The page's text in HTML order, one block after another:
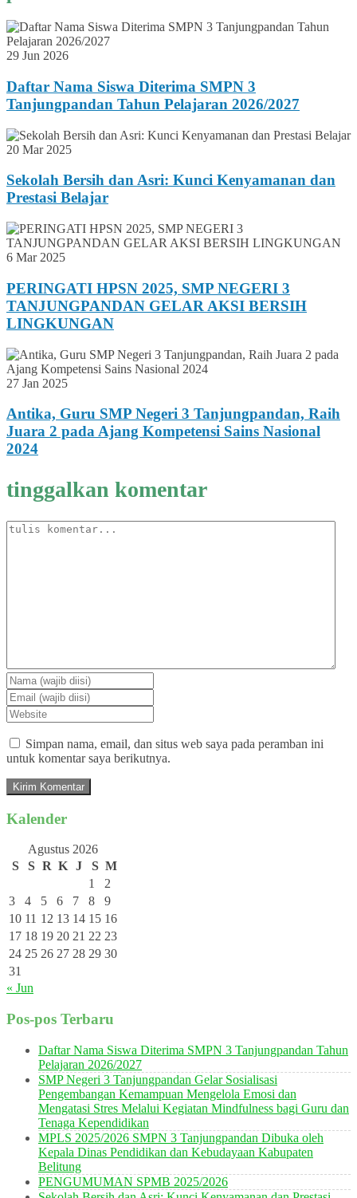
29 Jun 2026
Daftar Nama Siswa Diterima SMPN 3
Tanjungpandan Tahun Pelajaran 2026/2027
20 Mar 2025
Sekolah Bersih dan Asri: Kunci Kenyamanan dan
Prestasi Belajar
6 Mar 2025
PERINGATI HPSN 2025, SMP NEGERI 3
TANJUNGPANDAN GELAR AKSI BERSIH
LINGKUNGAN
27 Jan 2025
Antika, Guru SMP Negeri 3 Tanjungpandan, Raih
Juara 2 pada Ajang Kompetensi Sains Nasional
2024
tinggalkan komentar
Simpan nama, email, dan situs web saya pada peramban ini
untuk komentar saya berikutnya.
Kalender
Agustus 2026
S
S R K J S M
1
2
3
4 5 6 7 8
9
10 11 12 13 14 15 16
17 18 19 20 21 22 23
24 25 26 27 28 29 30
31
« Jun
Pos-pos Terbaru
Daftar Nama Siswa Diterima SMPN 3 Tanjungpandan Tahun
Pelajaran 2026/2027
SMP Negeri 3 Tanjungpandan Gelar Sosialisasi
Pengembangan Kemampuan Mengelola Emosi dan
Mengatasi Stres Melalui Kegiatan Mindfulness bagi Guru dan
Tenaga Kependidikan
MPLS 2025/2026 SMPN 3 Tanjungpandan Dibuka oleh
Kepala Dinas Pendidikan dan Kebudayaan Kabupaten
Belitung
PENGUMUMAN SPMB 2025/2026